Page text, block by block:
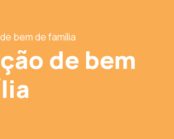
bem de família
de bem